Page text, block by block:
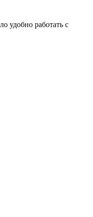
удобно работать с